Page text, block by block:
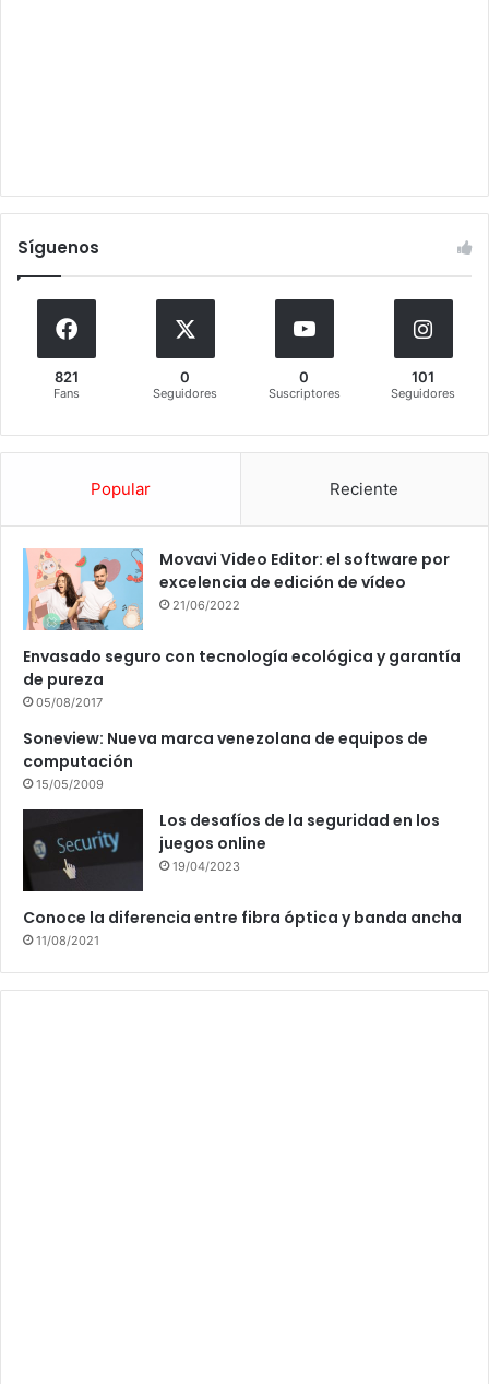
Síguenos
821
Fans
0
Seguidores
0
Suscriptores
101
Seguidores
Popular Reciente
Movavi Video Editor: el software por
excelencia de edición de vídeo
21/06/2022
Envasado seguro con tecnología ecológica y garantía
de pureza
05/08/2017
Soneview: Nueva marca venezolana de equipos de
computación
15/05/2009
Los desafíos de la seguridad en los
juegos online
19/04/2023
Conoce la diferencia entre fibra óptica y banda ancha
11/08/2021